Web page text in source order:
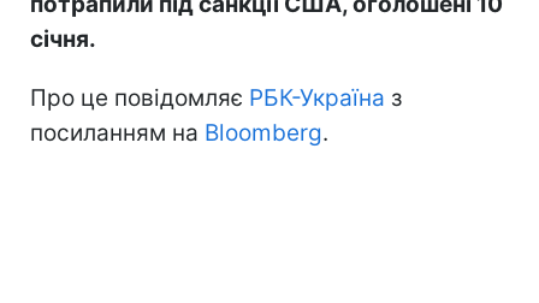
січня.
Про це повідомляє РБК-Україна з
посиланням на Bloomberg.